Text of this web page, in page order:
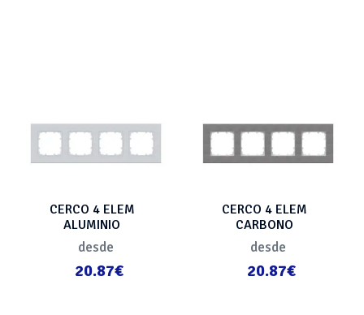
CERCO 4 ELEM
ALUMINIO
METALIZADO
desde
20.87€
CERCO 4 ELEM
CARBONO
METALIZADO
desde
20.87€